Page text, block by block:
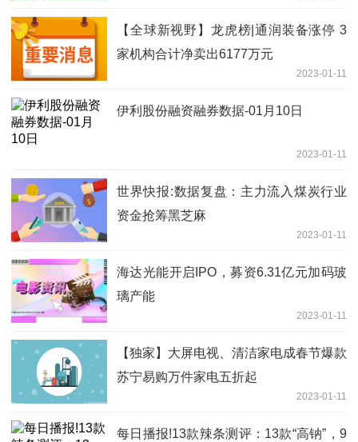
【全球新视野】龙虎榜|通润装备涨停 3
家机构合计净卖出6177万元
2023-01-11
伊利股份融资融券数据-01月10日
2023-01-11
世界快报:数据复盘：主力流入煤炭行业
资金抢筹黑芝麻
2023-01-11
海达光能开启IPO，募资6.31亿元加码玻
璃产能
2023-01-11
【独家】大屏电视、清洁家电成春节爆款
苏宁易购万件家电五折起
2023-01-11
每日播报!13款辣条测评：13款“高钠”，9